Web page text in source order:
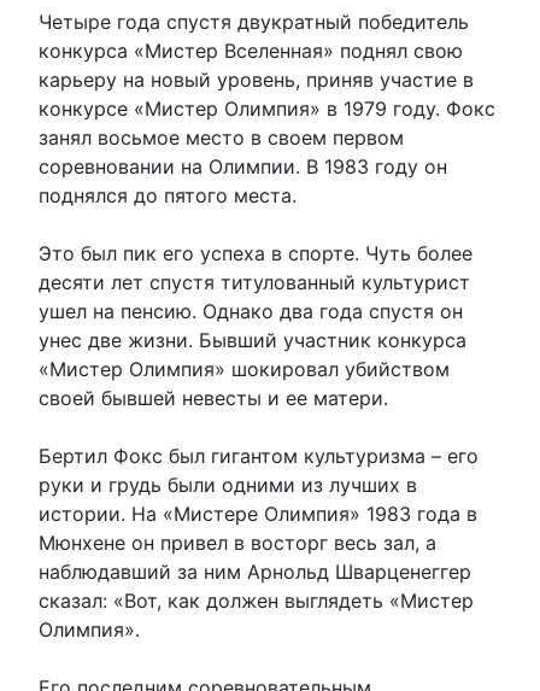
Четыре года спустя двукратный победитель
конкурса «Мистер Вселенная» поднял свою
карьеру на новый уровень, приняв участие в
конкурсе «Мистер Олимпия» в 1979 году. Фокс
занял восьмое место в своем первом
соревновании на Олимпии. В 1983 году он
поднялся до пятого места.
Это был пик его успеха в спорте. Чуть более
десяти лет спустя титулованный культурист
ушел на пенсию. Однако два года спустя он
унес две жизни. Бывший участник конкурса
«Мистер Олимпия» шокировал убийством
своей бывшей невесты и ее матери.
Бертил Фокс был гигантом культуризма – его
руки и грудь были одними из лучших в
истории. На «Мистере Олимпия» 1983 года в
Мюнхене он привел в восторг весь зал, а
наблюдавший за ним Арнольд Шварценеггер
сказал: «Вот, как должен выглядеть «Мистер
Олимпия».